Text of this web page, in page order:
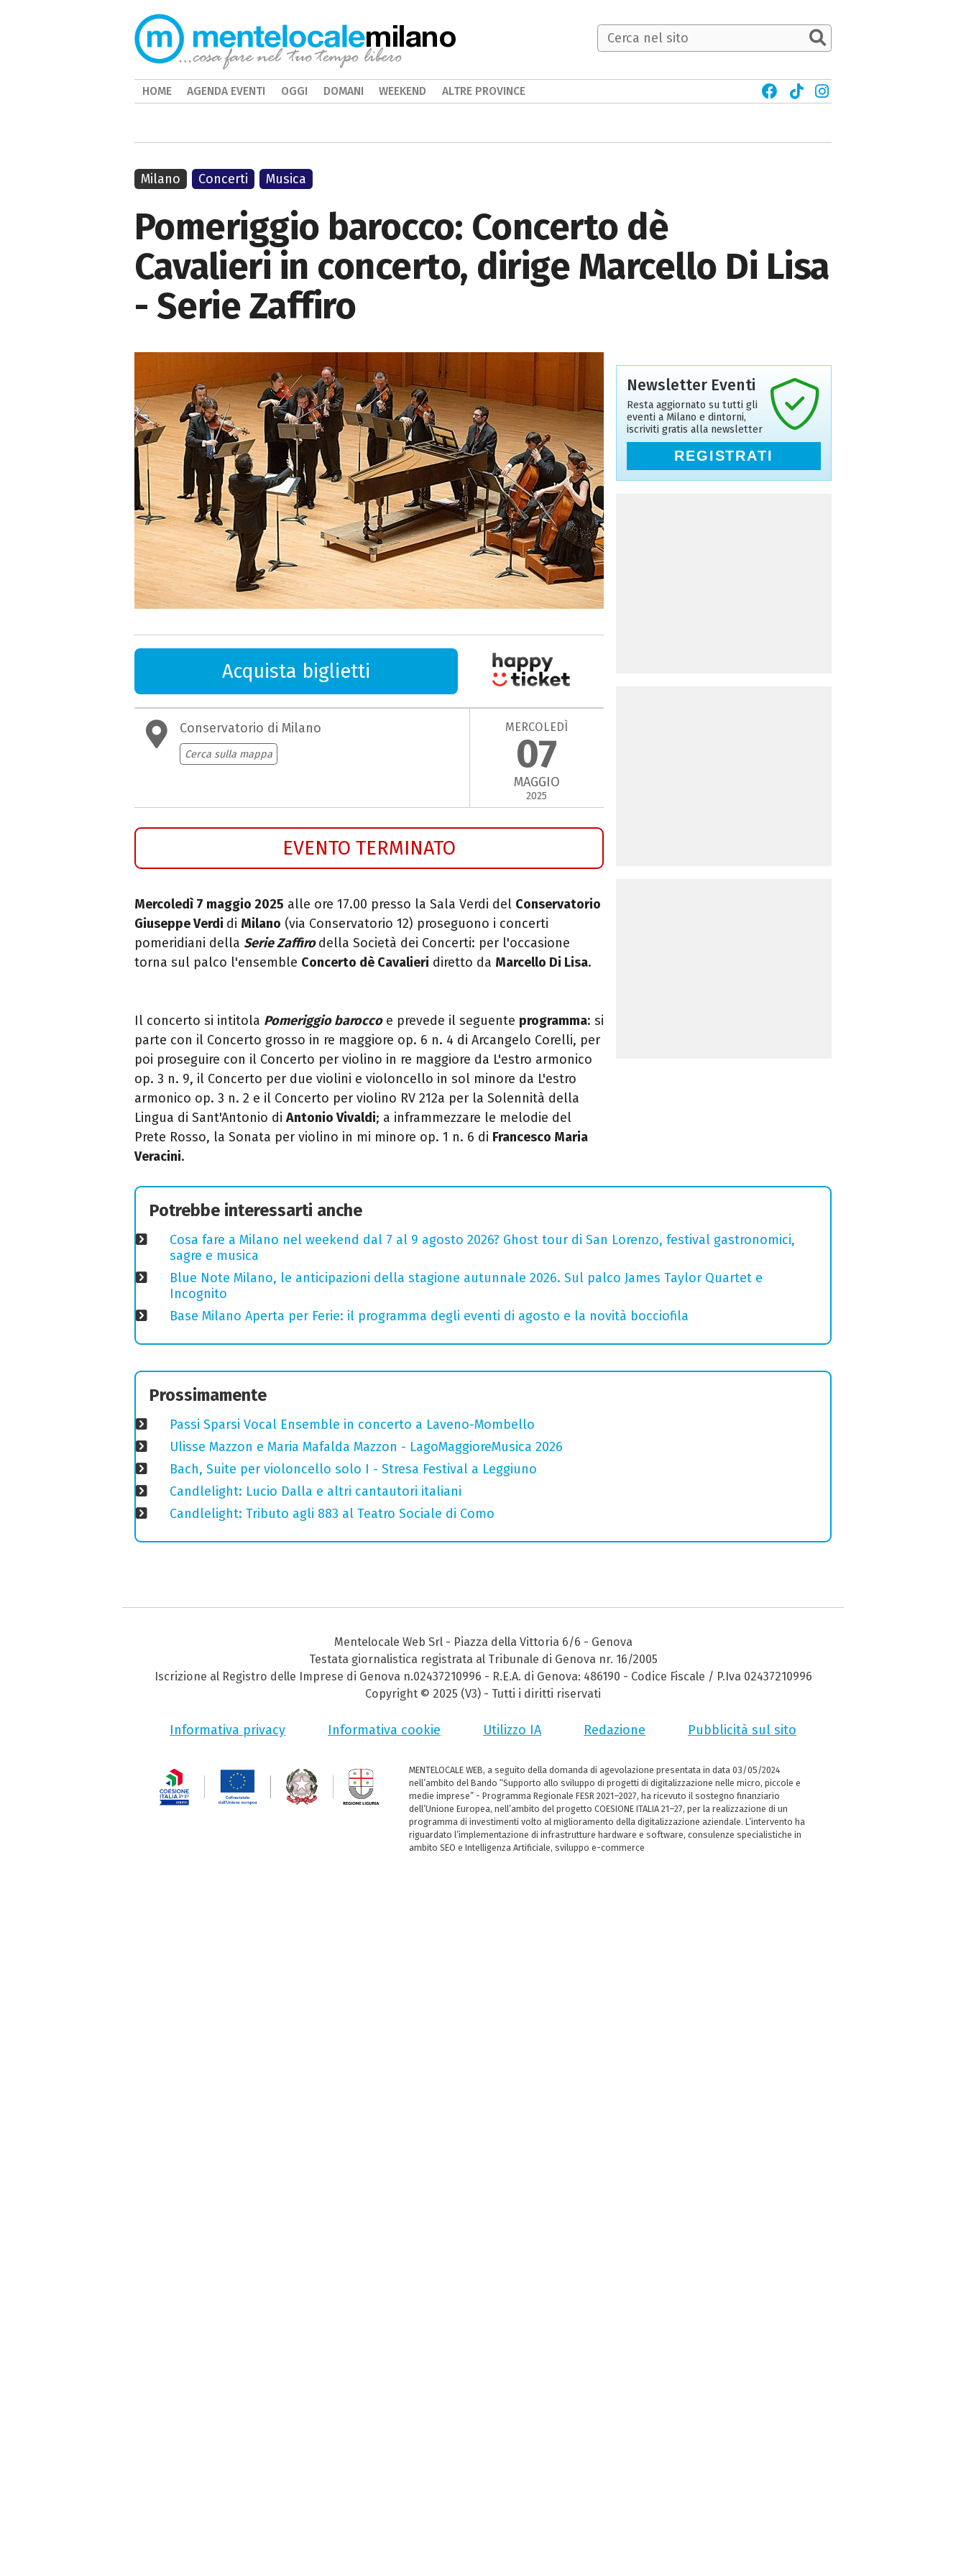
Pomeriggio barocco: Concerto dè
Cavalieri in concerto, dirige Marcello Di Lisa
- Serie Zaffiro
Acquista biglietti
Conservatorio di Milano
Cerca sulla mappa
MERCOLEDÌ
07
MAGGIO
2025
EVENTO TERMINATO
Mercoledì 7 maggio 2025 alle ore 17.00 presso la Sala Verdi del Conservatorio
Giuseppe Verdi di Milano (via Conservatorio 12) proseguono i concerti
pomeridiani della Serie Zaffirodella Società dei Concerti: per l'occasione
torna sul palco l'ensemble Concerto dè Cavalieri diretto da Marcello Di Lisa.
Il concerto si intitola Pomeriggio barocco e prevede il seguente programma: si
parte con il Concerto grosso in re maggiore op. 6 n. 4 di Arcangelo Corelli, per
poi proseguire con il Concerto per violino in re maggiore da L'estro armonico
op. 3 n. 9, il Concerto per due violini e violoncello in sol minore da L'estro
armonico op. 3 n. 2 e il Concerto per violino RV 212a per la Solennità della
Lingua di Sant'Antonio di Antonio Vivaldi; a inframmezzare le melodie del
Prete Rosso, la Sonata per violino in mi minore op. 1 n. 6 di Francesco Maria
Veracini.
Milano Concerti Musica
Newsletter Eventi
Resta aggiornato su tutti gli
eventi a Milano e dintorni,
iscriviti gratis alla newsletter
REGISTRATI
Potrebbe interessarti anche
Cosa fare a Milano nel weekend dal 7 al 9 agosto 2026? Ghost tour di San Lorenzo, festival gastronomici,
sagre e musica
Blue Note Milano, le anticipazioni della stagione autunnale 2026. Sul palco James Taylor Quartet e
Incognito
Base Milano Aperta per Ferie: il programma degli eventi di agosto e la novità bocciofila
Prossimamente
Passi Sparsi Vocal Ensemble in concerto a Laveno-Mombello
Ulisse Mazzon e Maria Mafalda Mazzon - LagoMaggioreMusica 2026
Bach, Suite per violoncello solo I - Stresa Festival a Leggiuno
Candlelight: Lucio Dalla e altri cantautori italiani
Candlelight: Tributo agli 883 al Teatro Sociale di Como
milano
HOME AGENDA EVENTI OGGI DOMANI WEEKEND ALTRE PROVINCE
Mentelocale Web Srl - Piazza della Vittoria 6/6 - Genova
Testata giornalistica registrata al Tribunale di Genova nr. 16/2005
Iscrizione al Registro delle Imprese di Genova n.02437210996 - R.E.A. di Genova: 486190 - Codice Fiscale / P.Iva 02437210996
Copyright © 2025 (V3) - Tutti i diritti riservati
Informativa privacy Informativa cookie Utilizzo IA Redazione Pubblicità sul sito
MENTELOCALE WEB, a seguito della domanda di agevolazione presentata in data 03/05/2024
nell’ambito del Bando “Supporto allo sviluppo di progetti di digitalizzazione nelle micro, piccole e
medie imprese” - Programma Regionale FESR 2021–2027, ha ricevuto il sostegno finanziario
dell’Unione Europea, nell’ambito del progetto COESIONE ITALIA 21–27, per la realizzazione di un
programma di investimenti volto al miglioramento della digitalizzazione aziendale. L’intervento ha
riguardato l’implementazione di infrastrutture hardware e software, consulenze specialistiche in
ambito SEO e Intelligenza Artificiale, sviluppo e-commerce